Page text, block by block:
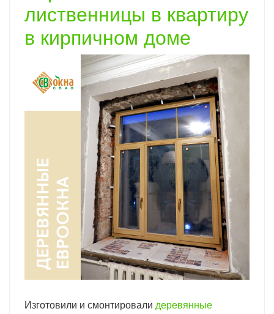
лиственницы в квартиру
в кирпичном доме
Изготовили и смонтировали деревянные